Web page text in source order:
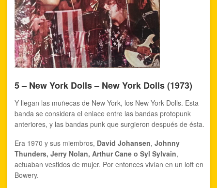
5 – New York Dolls – New York Dolls (1973)
Y llegan las muñecas de New York, los New York Dolls. Esta
banda se considera el enlace entre las bandas protopunk
anteriores, y las bandas punk que surgieron después de ésta.
Era 1970 y sus miembros, David Johansen, Johnny
Thunders, Jerry Nolan, Arthur Cane o Syl Sylvain,
actuaban vestidos de mujer. Por entonces vivían en un loft en
Bowery.